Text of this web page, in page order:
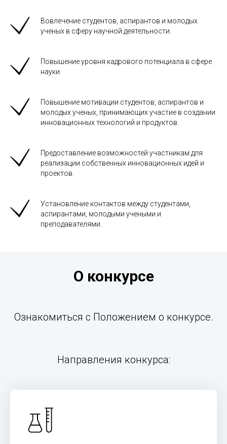
Вовлечение студентов, аспирантов и молодых
ученых в сферу научной деятельности.
Повышение уровня кадрового потенциала в сфере
науки.
Повышение мотивации студентов, аспирантов и
молодых ученых, принимающих участие в создании
инновационных технологий и продуктов.
Предоставление возможностей участникам для
реализации собственных инновационных идей и
проектов.
Установление контактов между студентами,
аспирантами, молодыми учеными и
преподавателями.
О конкурсе
Ознакомиться с Положением о конкурсе.
Направления конкурса: